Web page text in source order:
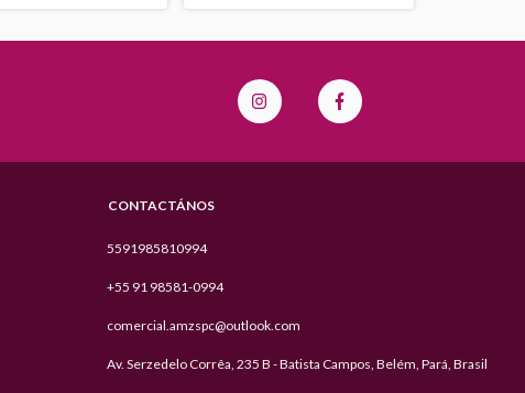
CONTACTÁNOS
5591985810994
+55 91 98581-0994
comercial.amzspc@outlook.com
Av. Serzedelo Corrêa, 235 B - Batista Campos, Belém, Pará, Brasil